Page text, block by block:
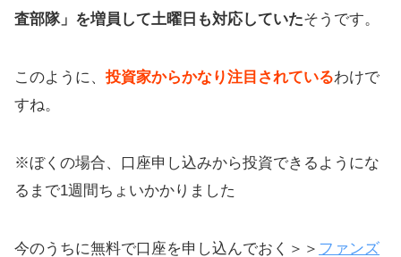
査部隊」を増員して土曜日も対応していたそうです。
このように、 投資家からかなり注目されているわけで
すね。
※ぼくの場合、口座申し込みから投資できるようにな
るまで1週間ちょいかかりました
今のうちに無料で口座を申し込んでおく＞＞ ファンズ